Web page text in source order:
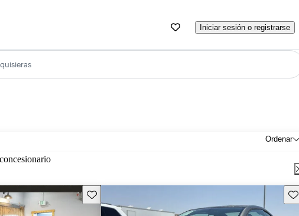
Iniciar sesión o registrarse
Ordenar
Guarda este Aviso